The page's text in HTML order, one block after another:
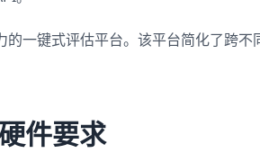
的一键式评估平台。该平台简化了跨不
件要求